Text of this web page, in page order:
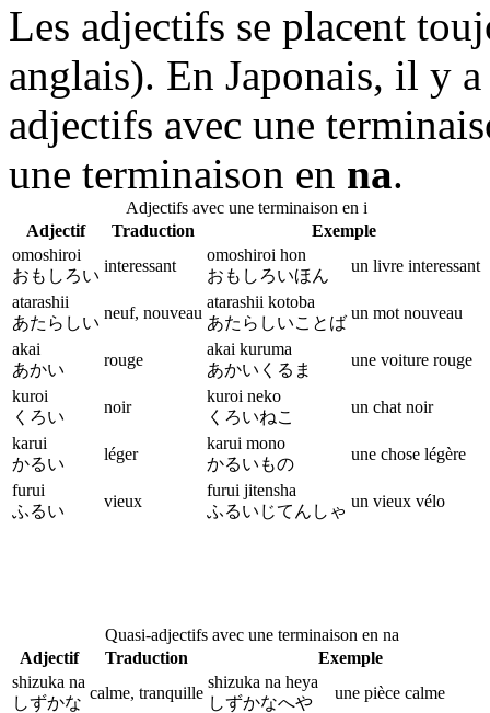
Les adjectifs se placent
anglais). En Japonais, il y
adjectifs avec une
une terminaison en na.
Adjectifs avec une terminaison en i
Adjectif
Traduction
Exemple
omoshiroi
おもしろい
interessant
omoshiroi hon
おもしろいほん
un livre interessant
atarashii
あたらしい
neuf, nouveau
atarashii kotoba
あたらしいことば
un mot nouveau
akai
あかい
rouge
akai kuruma
あかいくるま
une voiture rouge
kuroi
くろい
noir
kuroi neko
くろいねこ
un chat noir
karui
かるい
léger
karui mono
かるいもの
une chose légère
furui
ふるい
vieux
furui jitensha
ふるいじてんしゃ
un vieux vélo
Quasi-adjectifs avec une terminaison en na
Adjectif
Traduction
Exemple
shizuka na
しずかな
calme, tranquille
shizuka na heya
しずかなへや
une pièce calme